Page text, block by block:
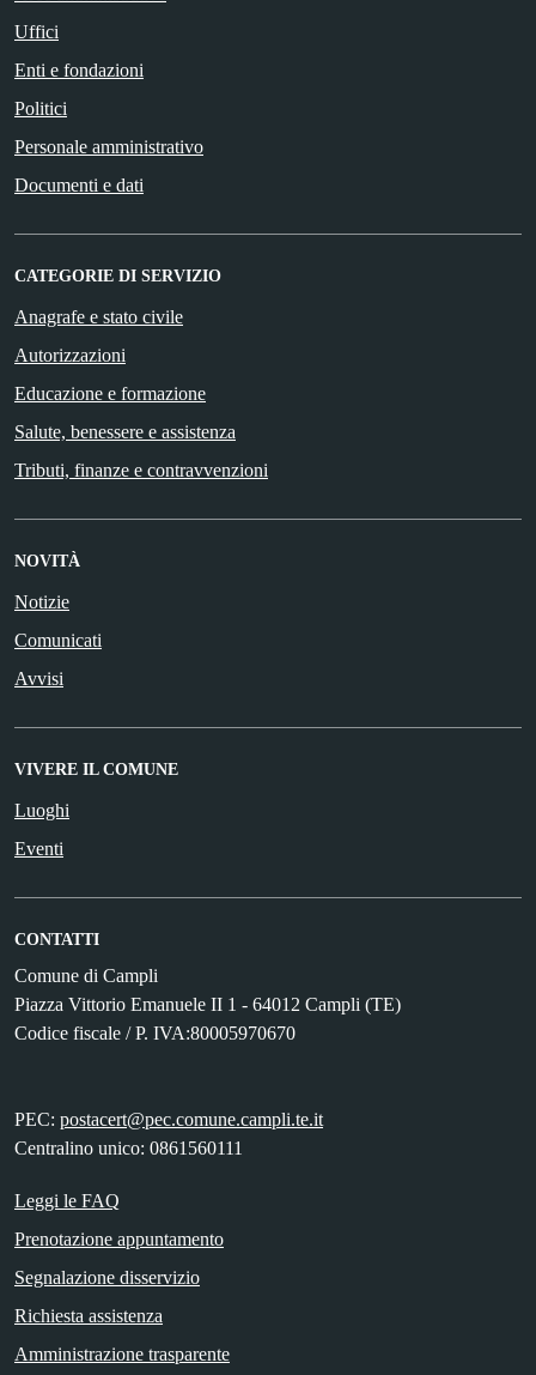
Uffici
Enti e fondazioni
Politici
Personale amministrativo
Documenti e dati
CATEGORIE DI SERVIZIO
Anagrafe e stato civile
Autorizzazioni
Educazione e formazione
Salute, benessere e assistenza
Tributi, finanze e contravvenzioni
NOVITÀ
Notizie
Comunicati
Avvisi
VIVERE IL COMUNE
Luoghi
Eventi
CONTATTI
Comune di Campli
Piazza Vittorio Emanuele II 1 - 64012 Campli (TE)
Codice fiscale / P. IVA:80005970670
PEC: postacert@pec.comune.campli.te.it
Centralino unico: 0861560111
Leggi le FAQ
Prenotazione appuntamento
Segnalazione disservizio
Richiesta assistenza
Amministrazione trasparente